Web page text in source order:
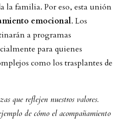
la familia. Por eso, esta unión
emocional. Los
a programas
para quienes
como los trasplantes de
que reflejen nuestros valores.
de cómo el acompañamiento